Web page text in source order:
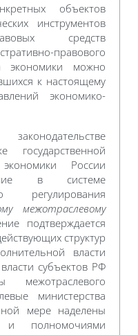
объектов
инструментов
средств
правового
экономики можно
к настоящему
экономико-
государственной
России
в системе
регулирования
межотраслевому
подтверждается
структур
власти
субъектов РФ
министерства
мере наделены
и полномочиями